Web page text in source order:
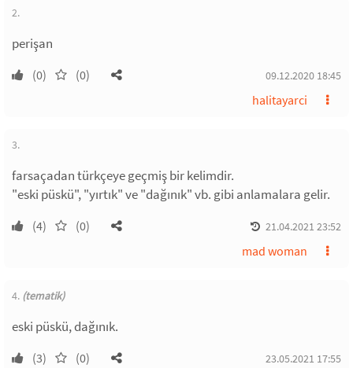
2.
perişan
(0) (0) 09.12.2020 18:45
halitayarci
3.
farsaçadan türkçeye geçmiş bir kelimdir.
"eski püskü", "yırtık" ve "dağınık" vb. gibi anlamalara gelir.
(4) (0) 21.04.2021 23:52
mad woman
4. (tematik)
eski püskü, dağınık.
(3) (0) 23.05.2021 17:55